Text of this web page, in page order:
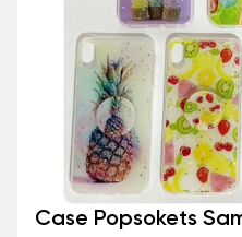
Case Popsokets